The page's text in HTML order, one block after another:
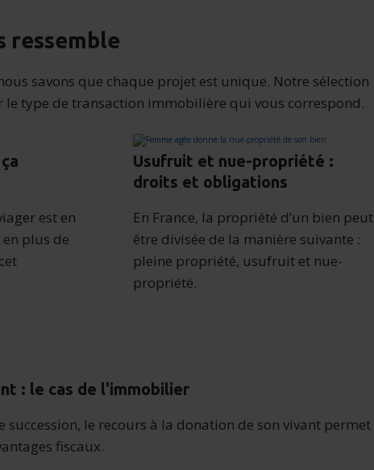
ressemble
savons que chaque projet est unique. Notre sélection
le type de transaction immobilière qui vous correspond.
est en
plus de
Usufruit et nue-propriété :
droits et obligations
En France, la propriété d’un bien peut
être divisée de la manière suivante :
pleine propriété, usufruit et nue-
propriété.
: le cas de l'immobilier
succession, le recours à la donation de son vivant permet
fiscaux.